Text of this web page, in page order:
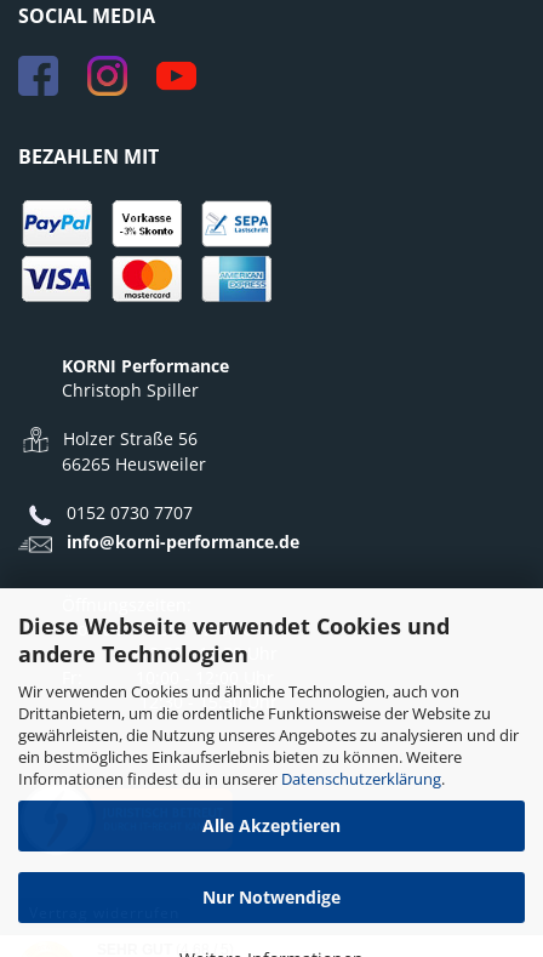
Diese Webseite verwendet Cookies und
andere Technologien
Wir verwenden Cookies und ähnliche Technologien, auch von
Drittanbietern, um die ordentliche Funktionsweise der Website zu
gewährleisten, die Nutzung unseres Angebotes zu analysieren und dir
ein bestmögliches Einkaufserlebnis bieten zu können. Weitere
Informationen findest du in unserer Datenschutzerklärung.
Alle Akzeptieren
Nur Notwendige
SOCIAL MEDIA
BEZAHLEN MIT
KORNI Performance
Christoph Spiller
Holzer Straße 56
66265 Heusweiler
0152 0730 7707
info@korni-performance.de
Mo - Do: 10:00 - 12:00 Uhr
12:30 - 16:30 Uhr
12:30 - 15:30 Uhr
(4.68 / 5)